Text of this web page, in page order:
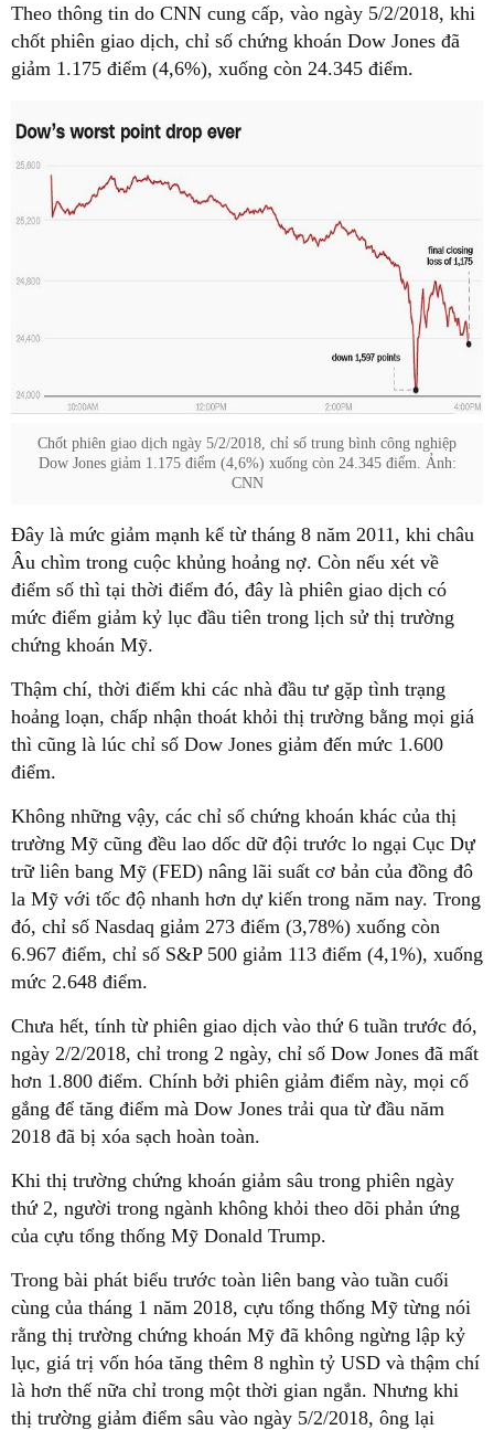
Theo thông tin do CNN cung cấp, vào ngày 5/2/2018, khi
chốt phiên giao dịch, chỉ số chứng khoán Dow Jones đã
giảm 1.175 điểm (4,6%), xuống còn 24.345 điểm.
Chốt phiên giao dịch ngày 5/2/2018, chỉ số trung bình công nghiệp
Dow Jones giảm 1.175 điểm (4,6%) xuống còn 24.345 điểm. Ảnh:
CNN
Đây là mức giảm mạnh kể từ tháng 8 năm 2011, khi châu
Âu chìm trong cuộc khủng hoảng nợ. Còn nếu xét về
điểm số thì tại thời điểm đó, đây là phiên giao dịch có
mức điểm giảm kỷ lục đầu tiên trong lịch sử thị trường
chứng khoán Mỹ.
Thậm chí, thời điểm khi các nhà đầu tư gặp tình trạng
hoảng loạn, chấp nhận thoát khỏi thị trường bằng mọi giá
thì cũng là lúc chỉ số Dow Jones giảm đến mức 1.600
điểm.
Không những vậy, các chỉ số chứng khoán khác của thị
trường Mỹ cũng đều lao dốc dữ đội trước lo ngại Cục Dự
trữ liên bang Mỹ (FED) nâng lãi suất cơ bản của đồng đô
la Mỹ với tốc độ nhanh hơn dự kiến trong năm nay. Trong
đó, chỉ số Nasdaq giảm 273 điểm (3,78%) xuống còn
6.967 điểm, chỉ số S&P 500 giảm 113 điểm (4,1%), xuống
mức 2.648 điểm.
Chưa hết, tính từ phiên giao dịch vào thứ 6 tuần trước đó,
ngày 2/2/2018, chỉ trong 2 ngày, chỉ số Dow Jones đã mất
hơn 1.800 điểm. Chính bởi phiên giảm điểm này, mọi cố
gắng để tăng điểm mà Dow Jones trải qua từ đầu năm
2018 đã bị xóa sạch hoàn toàn.
Khi thị trường chứng khoán giảm sâu trong phiên ngày
thứ 2, người trong ngành không khỏi theo dõi phản ứng
của cựu tổng thống Mỹ Donald Trump.
Trong bài phát biểu trước toàn liên bang vào tuần cuối
cùng của tháng 1 năm 2018, cựu tổng thống Mỹ từng nói
rằng thị trường chứng khoán Mỹ đã không ngừng lập kỷ
lục, giá trị vốn hóa tăng thêm 8 nghìn tỷ USD và thậm chí
là hơn thế nữa chỉ trong một thời gian ngắn. Nhưng khi
thị trường giảm điểm sâu vào ngày 5/2/2018, ông lại